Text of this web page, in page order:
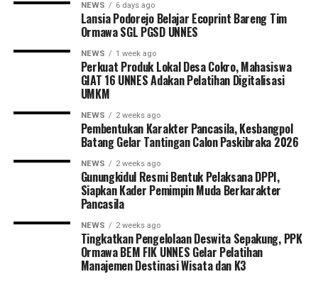
pengakuan atas pemikiran dan langkah nyata Gunawan
dalam mendorong transformasi manajemen SDM.
UNNES menilai kontribusinya tak hanya berdampak di
lingkup korporasi, namun juga relevan dan inspiratif
bagi dunia akademik.
Dalam orasi ilmiahnya yang berjudul
Korporasi dan Sinergi Perguruan Tinggi: Case Study
Pengembangan SDM di PT Dynaplast”, Gunawan
membedah pendekatan strategis dalam pembinaan SDM
serta pentingnya sinergi antara dunia industri dan
perguruan tinggi.
Rektor UNNES, Prof. Dr. S. Martono, M.Si., menegaskan
bahwa penganugerahan ini merupakan bagian dari
upaya kampus untuk memperkuat hubungan antara
NEWS 6 days ago
Lansia Podorejo Belajar Ecoprint Bareng Tim
Ormawa SGL PGSD UNNES
NEWS 1 week ago
Perkuat Produk Lokal Desa Cokro, Mahasiswa
GIAT 16 UNNES Adakan Pelatihan Digitalisasi
UMKM
NEWS 2 weeks ago
Pembentukan Karakter Pancasila, Kesbangpol
Batang Gelar Tantingan Calon Paskibraka 2026
NEWS 2 weeks ago
Gunungkidul Resmi Bentuk Pelaksana DPPI,
Siapkan Kader Pemimpin Muda Berkarakter
Pancasila
NEWS 2 weeks ago
Tingkatkan Pengelolaan Deswita Sepakung, PPK
Ormawa BEM FIK UNNES Gelar Pelatihan
Manajemen Destinasi Wisata dan K3